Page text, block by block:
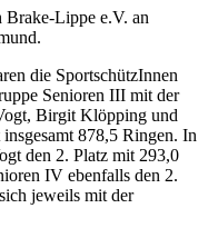
Brake-Lippe e.V. an
die SportschützInnen
Senioren III mit der
Birgit Klöpping und
878,5 Ringen. In
den 2. Platz mit 293,0
IV ebenfalls den 2.
jeweils mit der